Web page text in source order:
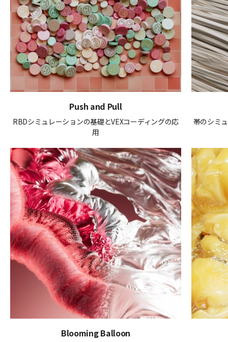
Push and Pull
RBDシミュレーションの基礎とVEXコーディングの応
用
帯のシミ
Blooming Balloon